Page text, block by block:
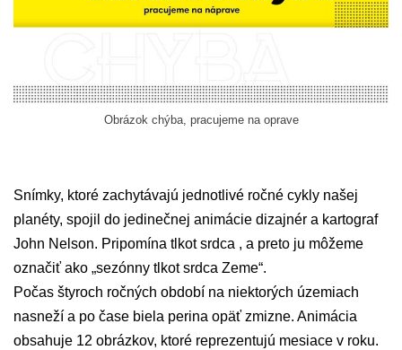
Obrázok chýba, pracujeme na oprave
Snímky, ktoré zachytávajú jednotlivé ročné cykly našej
planéty, spojil do jedinečnej animácie dizajnér a kartograf
John Nelson. Pripomína tlkot srdca , a preto ju môžeme
označiť ako „sezónny tlkot srdca Zeme“.
Počas štyroch ročných období na niektorých územiach
nasneží a po čase biela perina opäť zmizne. Animácia
obsahuje 12 obrázkov, ktoré reprezentujú mesiace v roku.